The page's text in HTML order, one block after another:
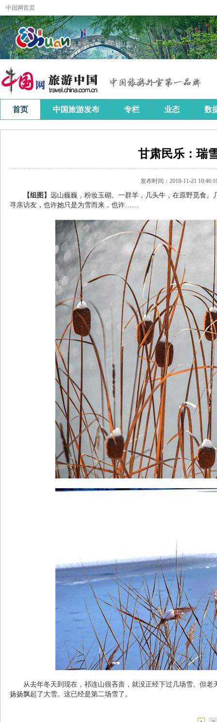
甘肃民乐：瑞
发布时间：2018-11-21
【组图】 远山巍巍，粉妆玉砌。一群羊，几头牛，在原野觅食
寻亲访友，也许她只是为雪而来，也许……
从去年冬天到现在，祁连山很吝啬，就没正经下过几场雪。但
扬扬飘起了大雪。这已经是第二场雪了。